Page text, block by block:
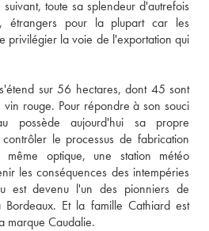
toute sa splendeur d'autrefois
étrangers pour la plupart car les
privilégier la voie de l'exportation qui
sur 56 hectares, dont 45 sont
rouge. Pour répondre à son souci
possède aujourd'hui sa propre
le processus de fabrication
optique, une station météo
les conséquences des intempéries
est devenu l'un des pionniers de
Et la famille Cathiard est
marque Caudalie.